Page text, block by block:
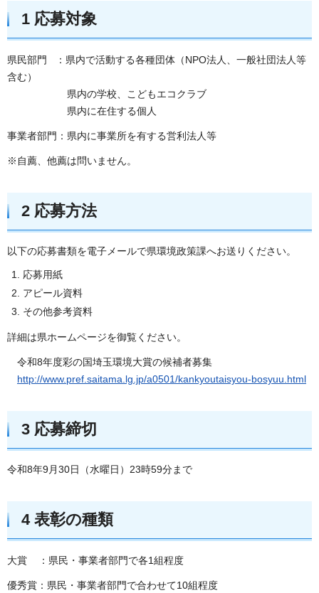
1 応募対象
県民部門 ：県内で活動する各種団体（NPO法人、一般社団法人等
含む）
県内の学校、こどもエコクラブ
県内に在住する個人
事業者部門：県内に事業所を有する営利法人等
※自薦、他薦は問いません。
2 応募方法
以下の応募書類を電子メールで県環境政策課へお送りください。
応募用紙
アピール資料
その他参考資料
詳細は県ホームページを御覧ください。
令和8年度彩の国埼玉環境大賞の候補者募集
http://www.pref.saitama.lg.jp/a0501/kankyoutaisyou-bosyuu.html
3 応募締切
令和8年9月30日（水曜日）23時59分まで
4 表彰の種類
大賞 ：県民・事業者部門で各1組程度
優秀賞：県民・事業者部門で合わせて10組程度